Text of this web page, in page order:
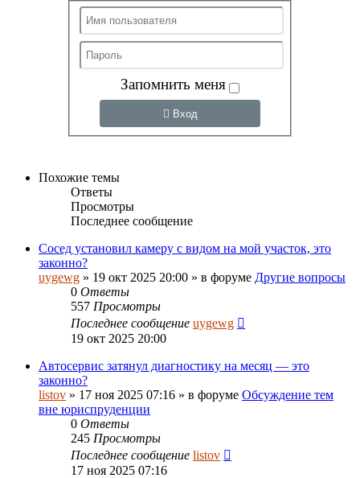
Запомнить меня
Вход
Похожие темы
Ответы
Просмотры
Последнее сообщение
Сосед установил камеру с видом на мой участок, это
законно?
uygewg » 19 окт 2025 20:00 » в форуме Другие вопросы
0 Ответы
557 Просмотры
Последнее сообщение uygewg
19 окт 2025 20:00
Автосервис затянул диагностику на месяц — это
законно?
listov » 17 ноя 2025 07:16 » в форуме Обсуждение тем
вне юриспруденции
0 Ответы
245 Просмотры
Последнее сообщение listov
17 ноя 2025 07:16